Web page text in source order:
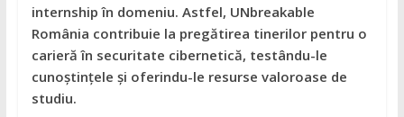
internship în domeniu. Astfel, UNbreakable
România contribuie la pregătirea tinerilor pentru o
carieră în securitate cibernetică, testându-le
cunoștințele și oferindu-le resurse valoroase de
studiu.